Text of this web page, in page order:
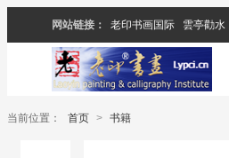
网站链接： 老印书画国际 雲亭勸水
当前位置： 首页 > 书籍